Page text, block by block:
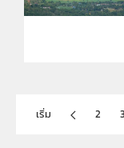
เริ่ม 2